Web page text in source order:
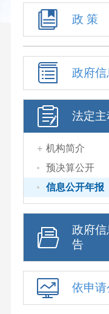
政 策
政府
法定
机构简介
预决算公开
信息公开年报
政府
告
依申